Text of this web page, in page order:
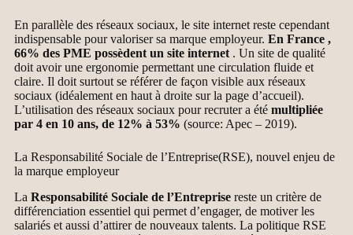
En parallèle des réseaux sociaux, le site internet reste cependant
indispensable pour valoriser sa marque employeur. En France ,
66% des PME possèdent un site internet . Un site de qualité
doit avoir une ergonomie permettant une circulation fluide et
claire. Il doit surtout se référer de façon visible aux réseaux
sociaux (idéalement en haut à droite sur la page d’accueil).
L’utilisation des réseaux sociaux pour recruter a été multipliée
par 4 en 10 ans, de 12% à 53% (source: Apec – 2019).
La Responsabilité Sociale de l’Entreprise(RSE), nouvel enjeu de
la marque employeur
La Responsabilité Sociale de l’Entreprise reste un critère de
différenciation essentiel qui permet d’engager, de motiver les
salariés et aussi d’attirer de nouveaux talents. La politique RSE